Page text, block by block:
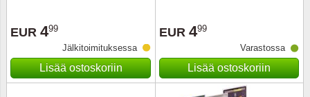
EUR 499
Jälkitoimituksessa
Lisää ostoskoriin
EUR 499
Varastossa
Lisää ostoskoriinUnkari